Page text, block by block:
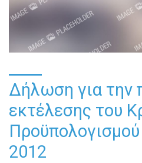
Δήλωση για την
εκτέλεσης του
Προϋπολογισμού
2012